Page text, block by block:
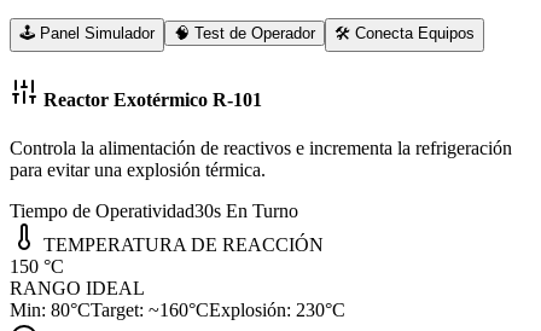
🕹️ Panel Simulador 🧠 Test de Operador 🛠️ Conecta Equipos
Reactor Exotérmico R-101
Controla la alimentación de reactivos e incrementa la refrigeración
para evitar una explosión térmica.
Tiempo de Operatividad30s En Turno
TEMPERATURA DE REACCIÓN
150 °C
RANGO IDEAL
Min: 80°CTarget: ~160°CExplosión: 230°C